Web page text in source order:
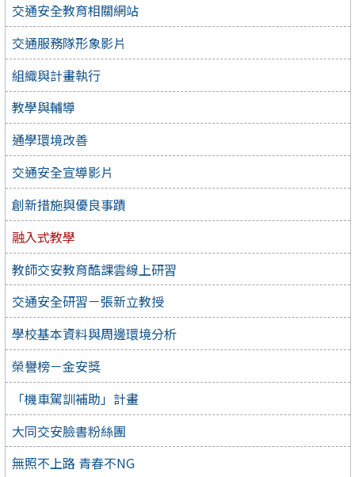
交通安全教育相關網站
交通服務隊形象影片
組織與計畫執行
教學與輔導
通學環境改善
交通安全宣導影片
創新措施與優良事蹟
融入式教學
教師交安教育酷課雲線上研習
交通安全研習－張新立教授
學校基本資料與周邊環境分析
榮譽榜－金安獎
「機車駕訓補助」計畫
大同交安臉書粉絲團
無照不上路 青春不NG